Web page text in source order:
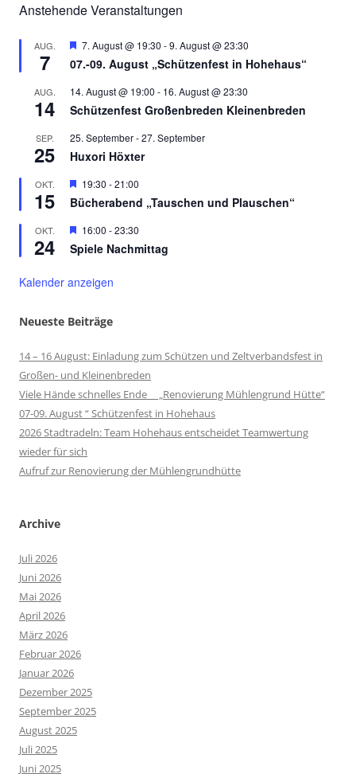
Anstehende Veranstaltungen
AUG.
7
Hervorgehoben
7. August @ 19:30 -9. August @ 23:30
07.-09. August „Schützenfest in Hohehaus“
AUG.
14
14. August @ 19:00 - 16. August @ 23:30
Schützenfest Großenbreden Kleinenbreden
SEP.
25
25. September-27. September
Huxori Höxter
OKT.
15
Hervorgehoben
19:30 -21:00
Bücherabend „Tauschen und Plauschen“
OKT.
24
Hervorgehoben
16:00 -23:30
Spiele Nachmittag
Kalender anzeigen
Neueste Beiträge
14 – 16 August: Einladung zum Schützen und Zeltverbandsfest in
Großen- und Kleinenbreden
Viele Hände schnelles Ende „Renovierung Mühlengrund Hütte“
07-09. August “ Schützenfest in Hohehaus
2026 Stadtradeln: Team Hohehaus entscheidet Teamwertung
wieder für sich
Aufruf zur Renovierung der Mühlengrundhütte
Archive
Juli 2026
Juni 2026
Mai 2026
April 2026
März 2026
Februar 2026
Januar 2026
Dezember 2025
September 2025
August 2025
Juli 2025
Juni 2025